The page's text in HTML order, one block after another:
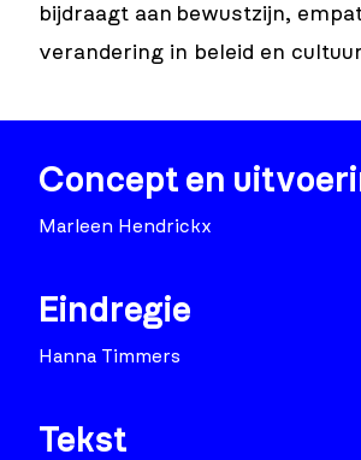
bijdraagt aan bewustzijn,
verandering in beleid en
Concept en
Marleen Hendrickx
Eindregie
Hanna Timmers
Tekst